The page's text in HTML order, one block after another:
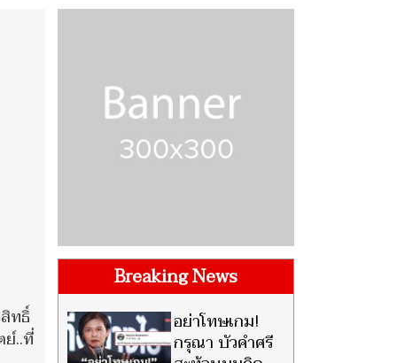
ทธิ์
ย์..ที่
Breaking News
อย่าโทษเกม!
กรุณา บัวคำศรี